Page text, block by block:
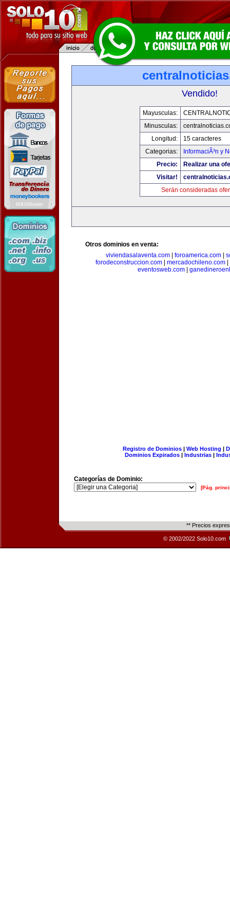
Vendido!
Mayusculas:
Minusculas:
Longitud:
15 caracteres
Categorias:
InformaciÃ³n y
Precio:
Realizar una
Visitar!
Serán consideradas
Otros dominios en venta:
viviendasalaventa.com| foroamerica.com|
forodeconstruccion.com
mercadochileno.com
eventosweb.com|
Registro de Dominios| Web Hosting |
Dominios Expirados | Industrias |
Categorías de Dominio:
[Pág.
** Precios
© 2002/2022 Solo10.com